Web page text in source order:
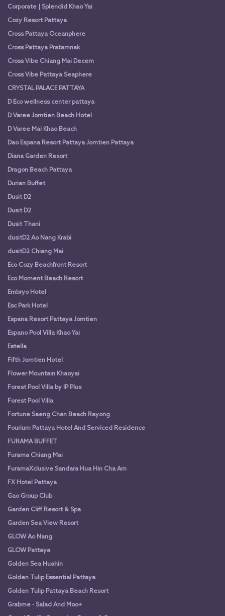
Corporate | Splendid Khao Yai
Cozy Resort Pattaya
Cross Pattaya Oceanphere
Cross Pattaya Pratamnak
Cross Vibe Chiang Mai Decem
Cross Vibe Pattaya Seaphere
CRYSTAL PALACE PATTAYA
D Eco wellness center pattaya
D Varee Jomtien Beach Hotel
D Varee Mai Khao Beach
Dao Espana Resort Pattaya Jomtien Pattaya
Diana Garden Resort
Dragon Beach Pattaya
Durian Buffet
Dusit D2
Dusit D2
Dusit Thani
dusitD2 Ao Nang Krabi
dusitD2 Chiang Mai
Eco Cozy Beachfront Resort
Eco Moment Beach Resort
Embryo Hotel
Esc Park Hotel
Espana Resort Pattaya Jomtien
Espano Pool Villa Khao Yai
Estella
Fifth Jomtien Hotel
Flower Mountain Khaoyai
Forest Pool Villa by IP Plus
Forest Pool Villa
Fortune Saeng Chan Beach Rayong
Fourium Pattaya Hotel And Serviced Residence
FURAMA BUFFET
Furama Chiang Mai
FuramaXclusive Sandara Hua Hin Cha Am
FX Hotel Pattaya
Gao Group Club
Garden Cliff Resort & Spa
Garden Sea View Resort
GLOW Ao Nang
GLOW Pattaya
Golden Sea Huahin
Golden Tulip Essential Pattaya
Golden Tulip Pattaya Beach Resort
Grabme - Salad And Moo+